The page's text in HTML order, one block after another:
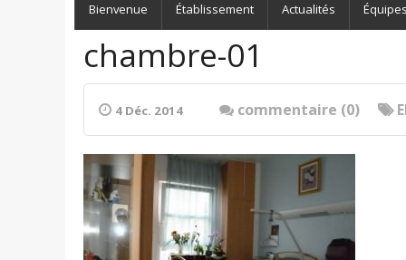
Bienvenue Établissement Actualités Équipes
chambre-01
4 Déc. 2014 commentaire (0)